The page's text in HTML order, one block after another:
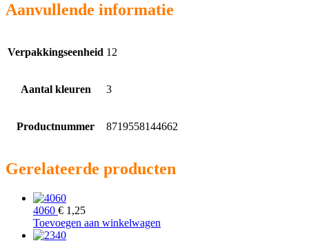
Aanvullende informatie
Verpakkingseenheid 12
Aantal kleuren 3
Productnummer 8719558144662
Gerelateerde producten
4060 € 1,25
Toevoegen aan winkelwagen